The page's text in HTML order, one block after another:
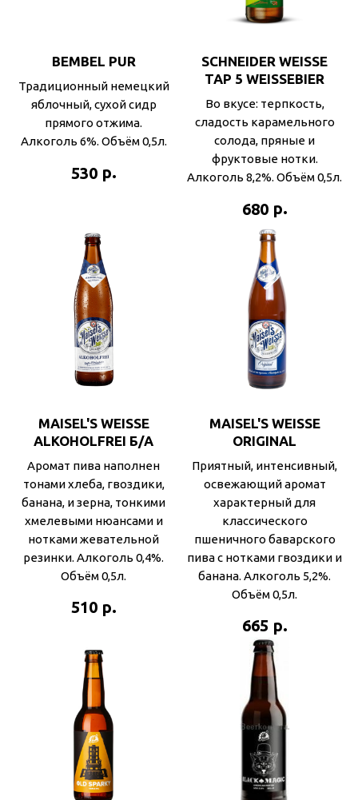
BEMBEL PUR
Традиционный немецкий
яблочный, сухой сидр
прямого отжима.
Алкоголь 6%. Объём 0,5л.
530 р.
SCHNEIDER WEISSE
TAP 5 WEISSEBIER
Во вкусе: терпкость,
сладость карамельного
солода, пряные и
фруктовые нотки.
Алкоголь 8,2%. Объём 0,5л.
680 р.
MAISEL'S WEISSE
ALKOHOLFREI Б/А
Аромат пива наполнен
тонами хлеба, гвоздики,
банана, и зерна, тонкими
хмелевыми нюансами и
нотками жевательной
резинки. Алкоголь 0,4%.
Объём 0,5л.
510 р.
MAISEL'S WEISSE
ORIGINAL
Приятный, интенсивный,
освежающий аромат
характерный для
классического
пшеничного баварского
пива с нотками гвоздики и
банана. Алкоголь 5,2%.
Объём 0,5л.
665 р.